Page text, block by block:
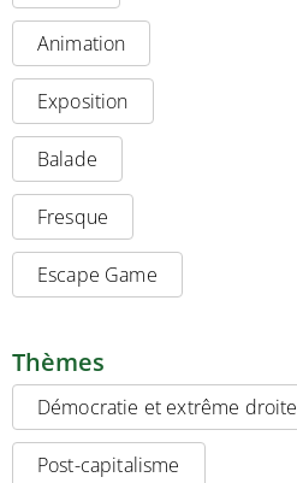
Animation
Exposition
Balade
Fresque
Escape Game
Thèmes
Démocratie et extrême droite
Post-capitalisme